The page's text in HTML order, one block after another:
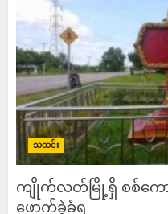
သတင်း
ကျိုက်လတ်မြို့ရှိ စစ်ကော
ဖောက်ခွဲခံရ